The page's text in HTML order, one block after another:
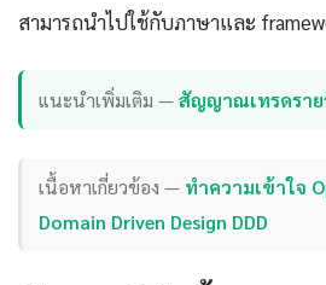
สามารถนำไปใช้กับภาษาและ
แนะนำเพิ่มเติม —สัญญาณเทรดราย
เนื้อหาเกี่ยวข้อง — ทำความเข้าใจ
Domain Driven Design DDD